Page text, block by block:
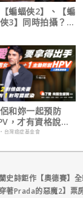
蝙蝠俠2】、【蝙
3】同時拍攝？詹
和妳一起預防
，才有資格說愛
台灣癌症基金會
史詩鉅作【奧德賽】
穿著Prada的惡魔2】票